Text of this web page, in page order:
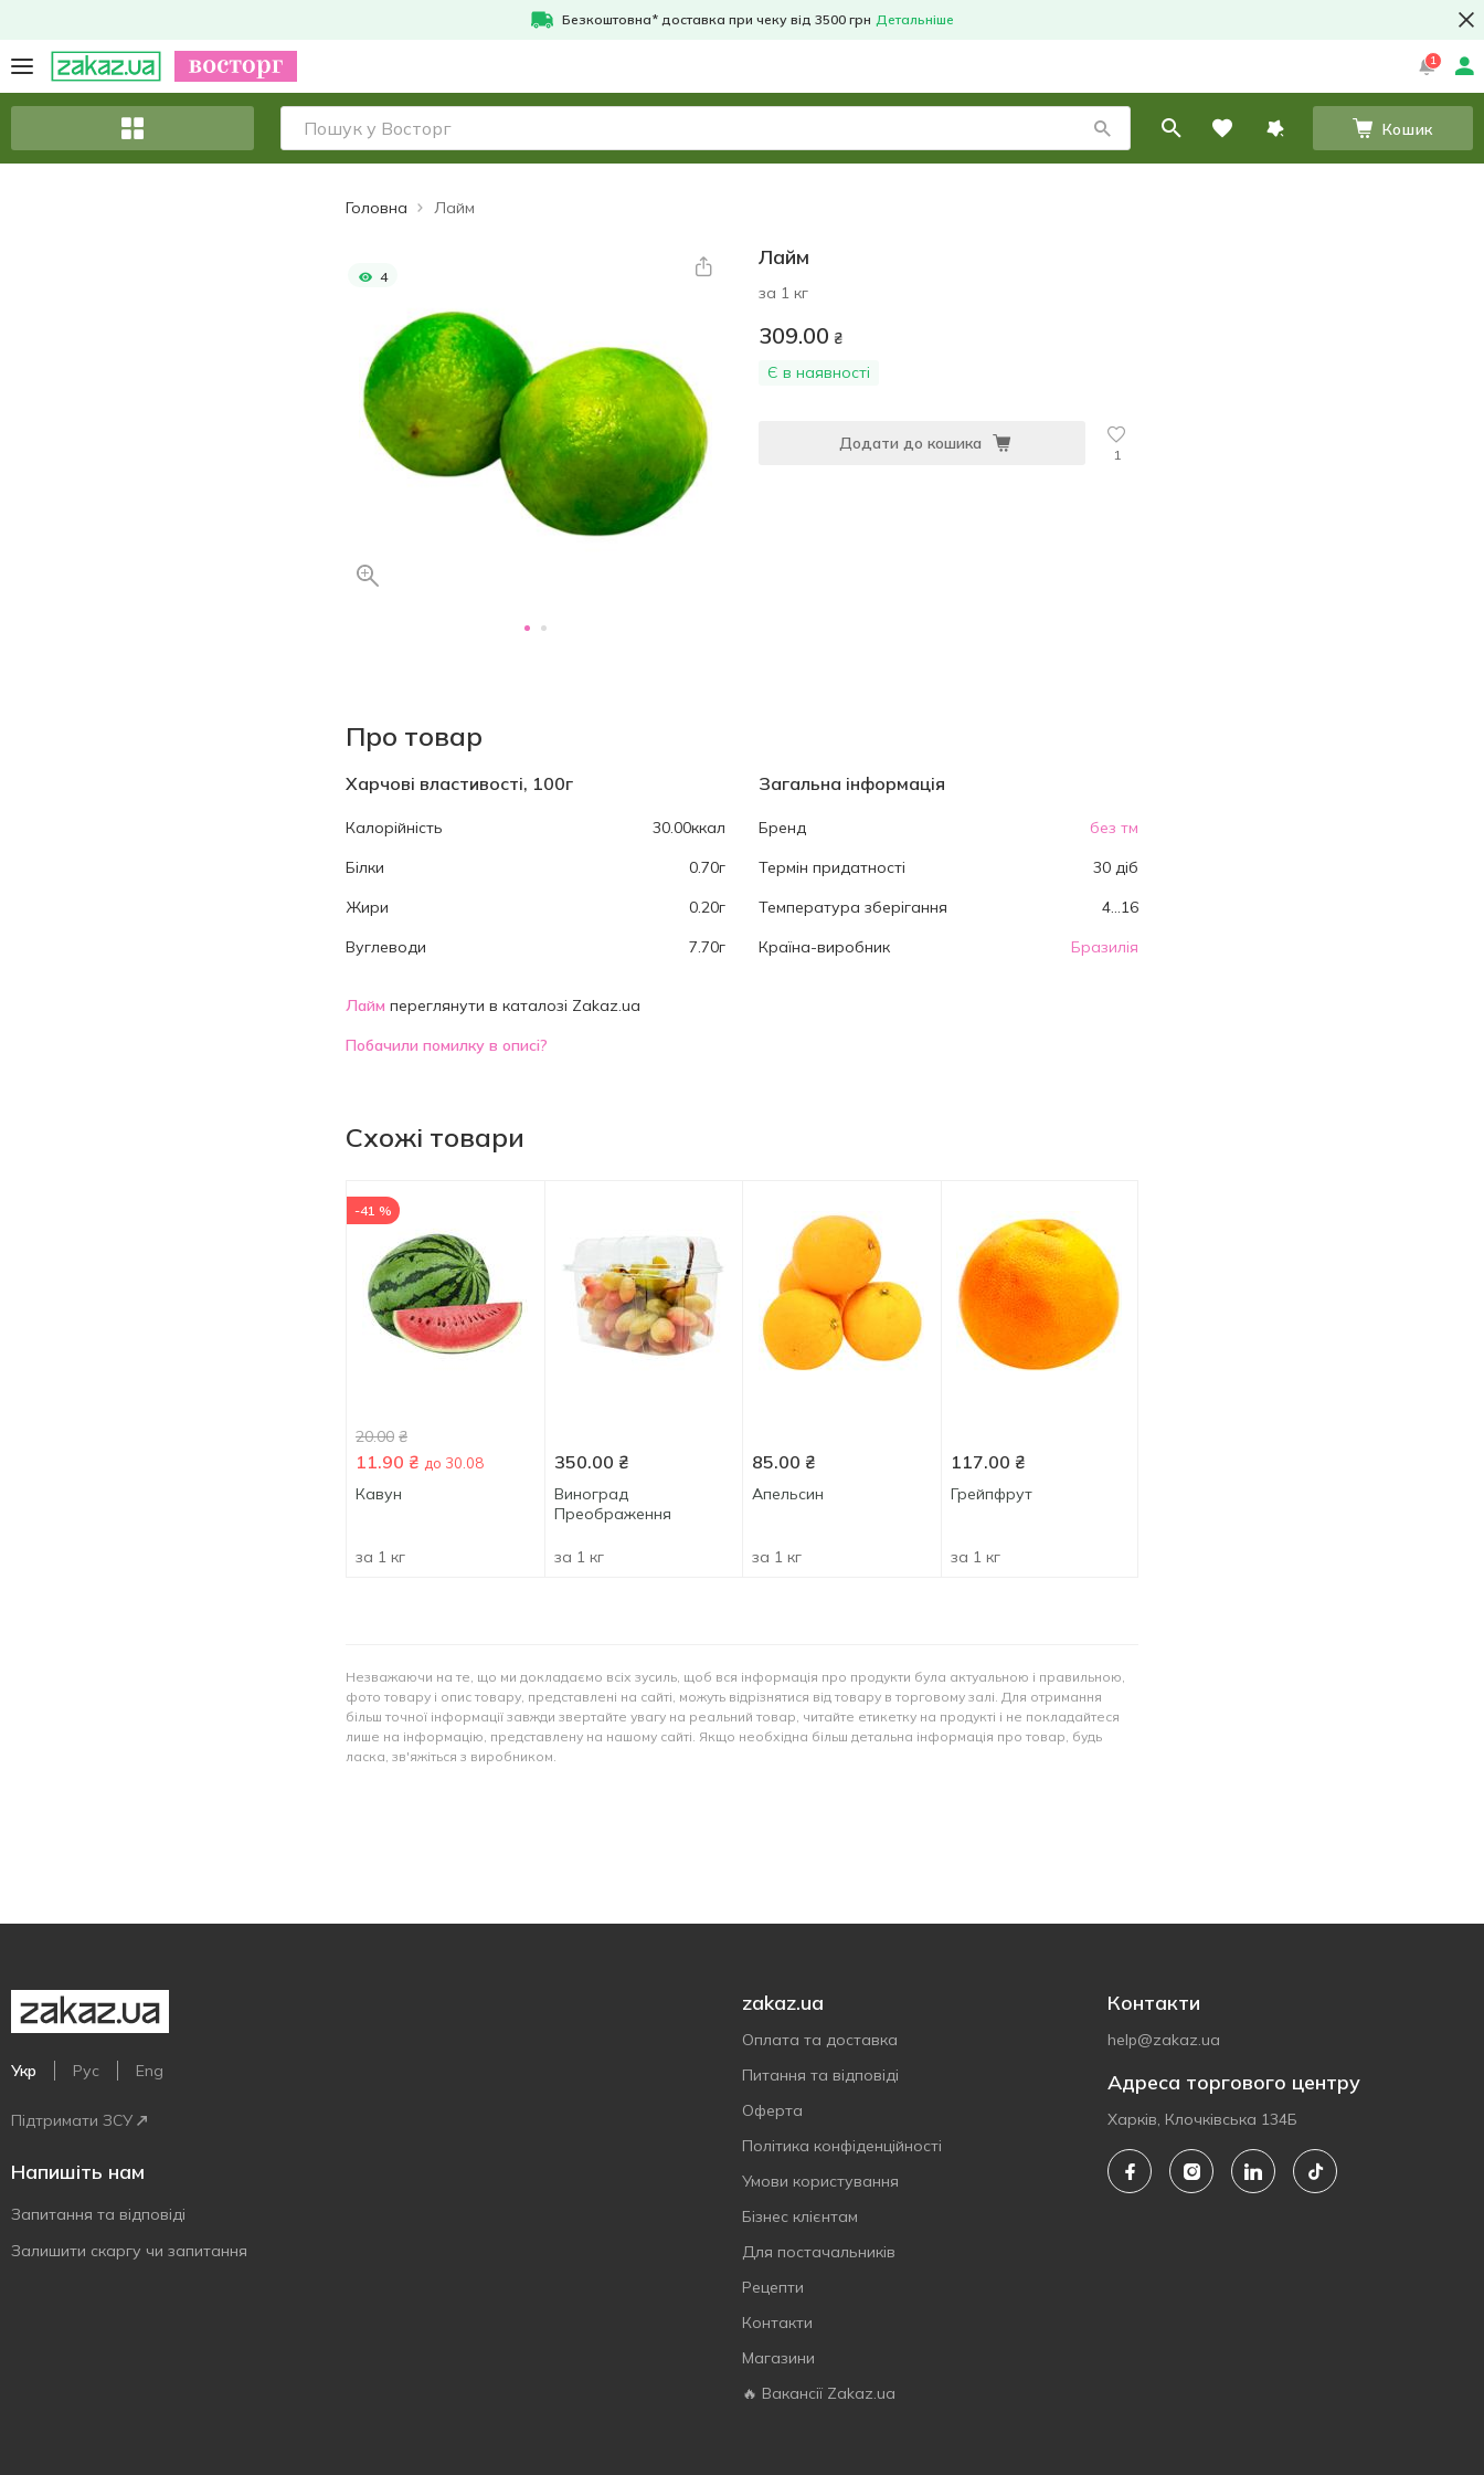
Безкоштовна* доставка при чеку від 3500 грн Детальніше
1
Кошик
Головна Лайм
4
Лайм
за 1 кг
309.00 ₴
Є в наявності
Додати до кошика
1
Про товар
Харчові властивості, 100г
Калорійність
30.00ккал
Білки
0.70г
Жири
0.20г
Вуглеводи
7.70г
Загальна інформація
Бренд
без тм
Термін придатності
30 діб
Температура зберігання
4...16
Країна-виробник
Бразилія
Лайм переглянути в каталозі Zakaz.ua
Побачили помилку в описі?
Схожі товари
-41 %
20.00 ₴
11.90 ₴ до 30.08
Кавун
за 1 кг
350.00 ₴
Виноград
Преображення
за 1 кг
85.00 ₴
Апельсин
за 1 кг
117.00 ₴
Грейпфрут
за 1 кг
Незважаючи на те, що ми докладаємо всіх зусиль, щоб вся інформація про продукти була актуальною і правильною,
фото товару і опис товару, представлені на сайті, можуть відрізнятися від товару в торговому залі. Для отримання
більш точної інформації завжди звертайте увагу на реальний товар, читайте етикетку на продукті і не покладайтеся
лише на інформацію, представлену на нашому сайті. Якщо необхідна більш детальна інформація про товар, будь
ласка, зв'яжіться з виробником.
Укр Рус Eng
Підтримати ЗСУ
Напишіть нам
Запитання та відповіді
Залишити скаргу чи запитання
zakaz.ua
Оплата та доставка
Питання та відповіді
Оферта
Політика конфіденційності
Умови користування
Бізнес клієнтам
Для постачальників
Рецепти
Контакти
Магазини
🔥 Вакансії Zakaz.ua
Контакти
help@zakaz.ua
Адреса торгового центру
Харків, Клочківська 134Б